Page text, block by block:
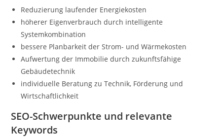
Reduzierung laufender Energiekosten
höherer Eigenverbrauch durch intelligente
Systemkombination
bessere Planbarkeit der Strom- und Wärmekosten
Aufwertung der Immobilie durch zukunftsfähige
Gebäudetechnik
individuelle Beratung zu Technik, Förderung und
Wirtschaftlichkeit
SEO-Schwerpunkte und relevante
Keywords